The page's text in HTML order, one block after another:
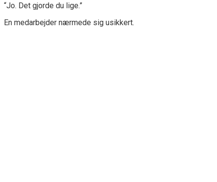
“Jo. Det gjorde du lige.”
En medarbejder nærmede sig usikkert.